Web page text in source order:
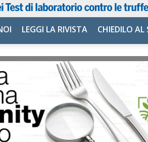
Salvagente
LEGGI LA RIVISTA CHIEDILO AL